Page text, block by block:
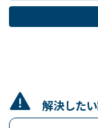
解決した